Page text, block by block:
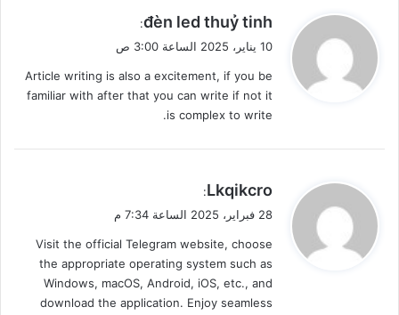
ي
ل
đèn led thuỷ tinh
:
10 يناير، 2025 الساعة 3:00 ص
Article writing is also a excitement, if you be
familiar with after that you can write if not it
is complex to write.
ي
ل
Lkqikcro
:
28 فبراير، 2025 الساعة 7:34 م
Visit the official Telegram website, choose
the appropriate operating system such as
Windows, macOS, Android, iOS, etc., and
download the application. Enjoy seamless